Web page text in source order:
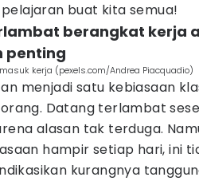
buat kita semua!
berangkat kerja
penting
kerja (pexels.com/Andrea Piacquadio)
menjadi satu kebiasaan
Datang terlambat
alasan tak terduga.
hampir setiap hari, ini
kurangnya